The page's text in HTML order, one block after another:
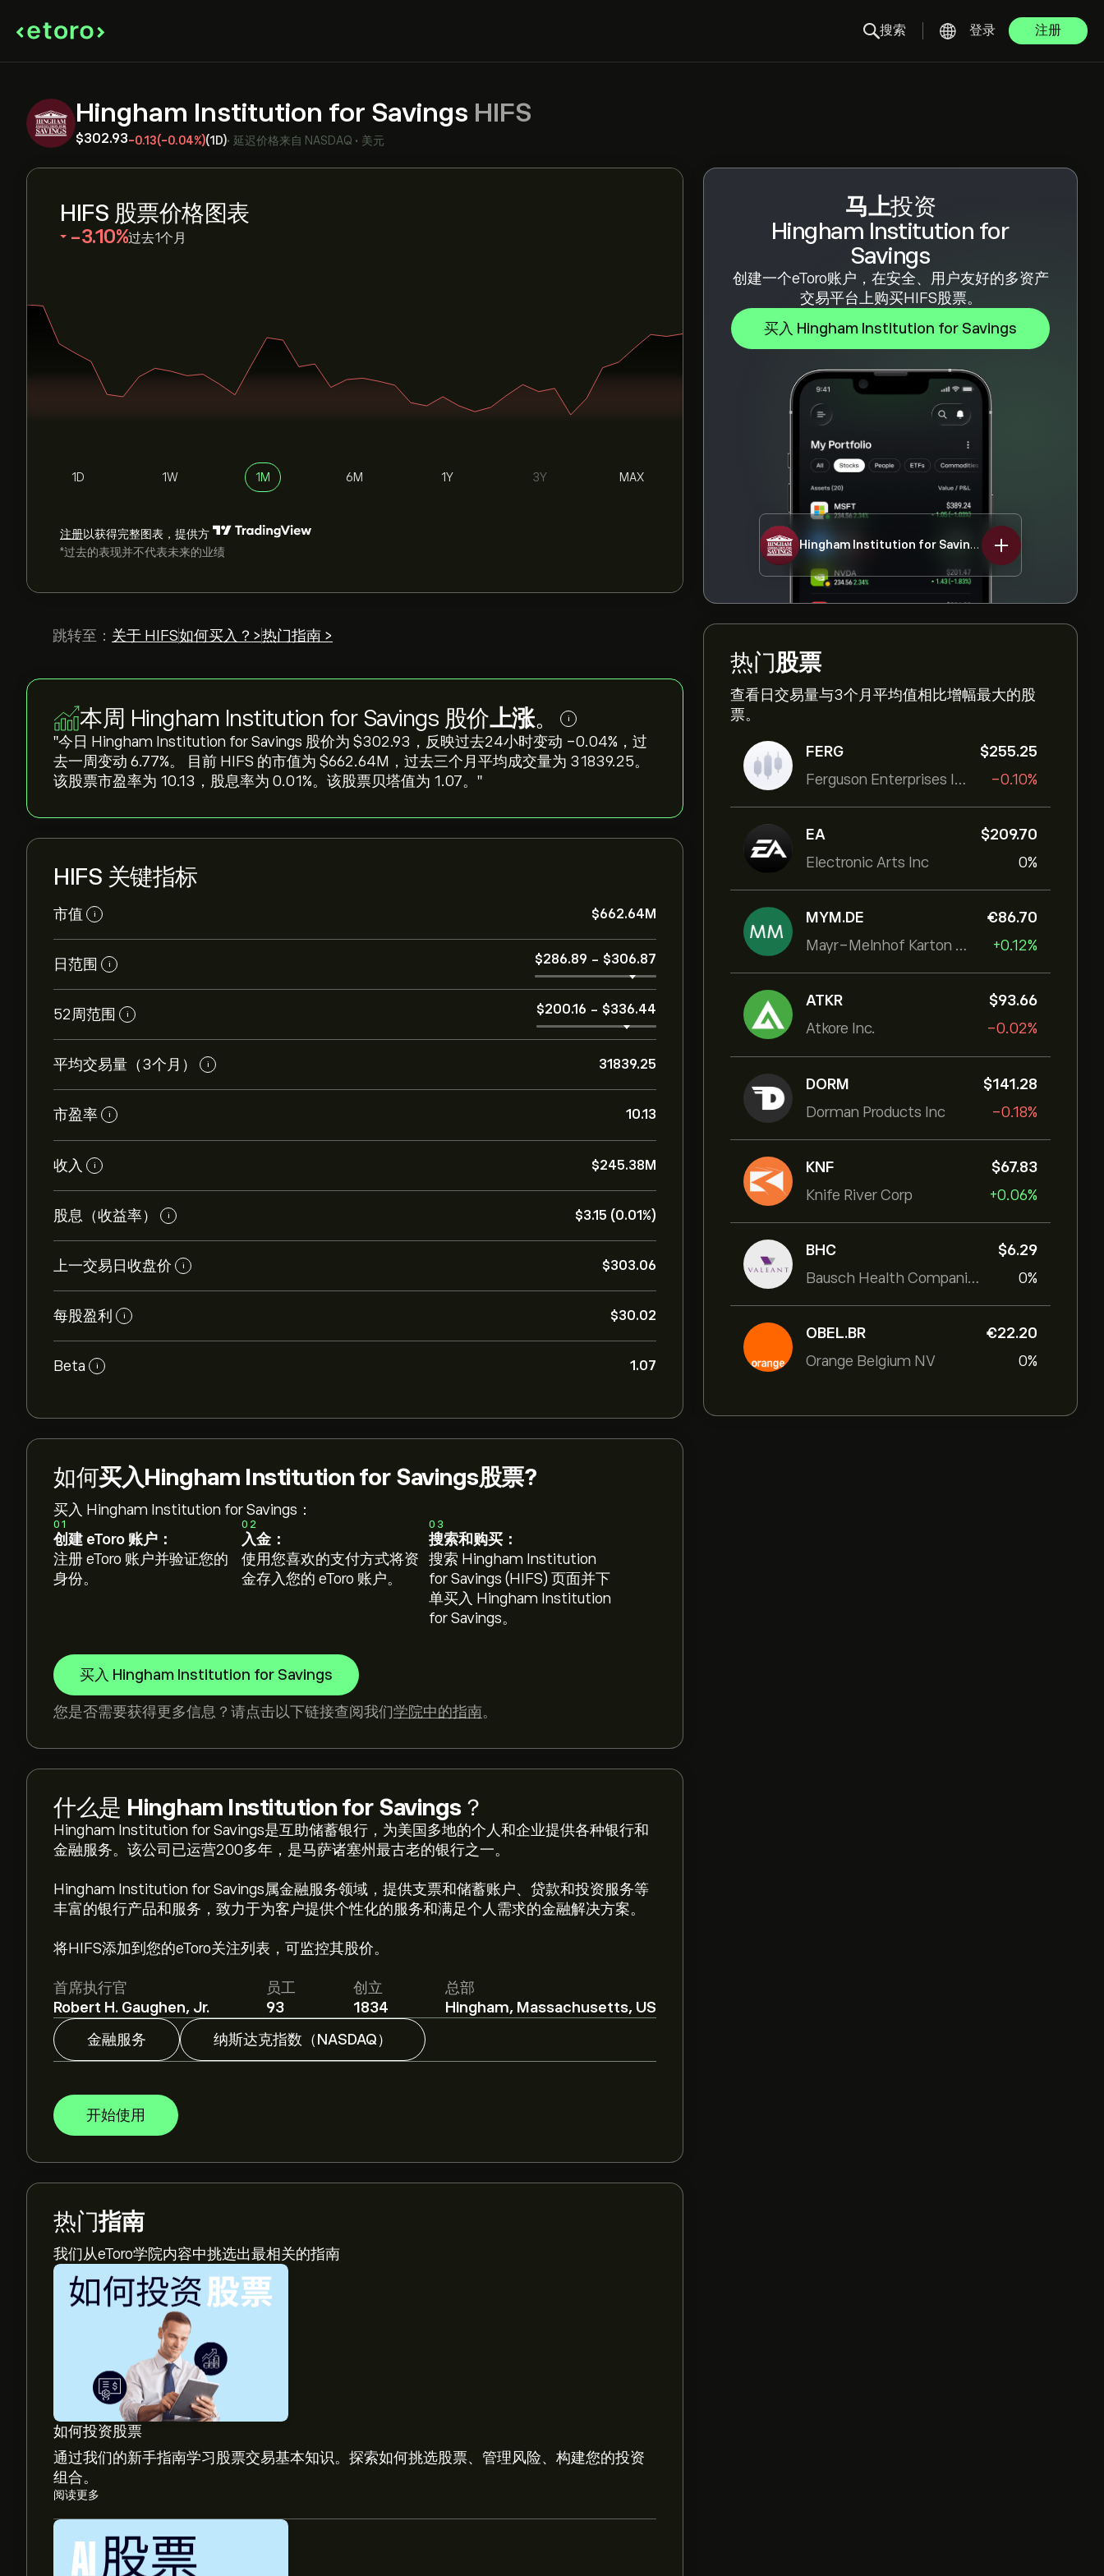
搜索 登录 注册
Hingham Institution for Savings HIFS
‎$‎302.93-0.13(-0.04%)(1D)• 延迟价格来自 NASDAQ • 美元
马上投资
Hingham Institution for
Savings
创建一个eToro账户，在安全、用户友好的多资产
交易平台上购买HIFS股票。
买入 Hingham Institution for Savings
Hingham Institution for Savings HIFS
热门股票
查看日交易量与3个月平均值相比增幅最大的股
票。
FERG
Ferguson Enterprises Inc
‎$‎255.25
-0.10%
EA
Electronic Arts Inc
‎$‎209.70
0%
MYM.DE
Mayr-Melnhof Karton AG
‎€‎86.70
+0.12%
ATKR
Atkore Inc.
‎$‎93.66
-0.02%
DORM
Dorman Products Inc
‎$‎141.28
-0.18%
KNF
Knife River Corp
‎$‎67.83
+0.06%
BHC
Bausch Health Companies Inc
‎$‎6.29
0%
OBEL.BR
Orange Belgium NV
‎€‎22.20
0%
HIFS 股票价格图表
‎-3.10‎ 过去1个月
1D 1W 1M 6M 1Y 3Y MAX
注册以获得完整图表，提供方
*过去的表现并不代表未来的业绩
跳转至： 关于 HIFS如何买入？>热门指南 >
本周 Hingham Institution for Savings 股价上涨。 i
"今日 Hingham Institution for Savings 股价为 ‎$‎302.93，反映过去24小时变动 ‎-0.04‎%，过
去一周变动 ‎6.77‎%。 目前 HIFS 的市值为 ‎$‎662.64M，过去三个月平均成交量为 31839.25。
该股票市盈率为 10.13，股息率为 0.01%。该股票贝塔值为 1.07。"
HIFS 关键指标
市值 i ‎$‎662.64M
日范围 i ‎$‎286.89 - ‎$‎306.87
52周范围 i ‎$‎200.16 - ‎$‎336.44
平均交易量（3个月） i 31839.25
市盈率 i 10.13
收入 i ‎$‎245.38M
股息（收益率） i ‎$‎3.15 (0.01%)
上一交易日收盘价 i ‎$‎303.06
每股盈利 i ‎$‎30.02
Beta i 1.07
如何买入Hingham Institution for Savings股票?
买入 Hingham Institution for Savings：
01
创建 eToro 账户：
注册 eToro 账户并验证您的
身份。
02
入金：
使用您喜欢的支付方式将资
金存入您的 eToro 账户。
03
搜索和购买：
搜索 Hingham Institution
for Savings (HIFS) 页面并下
单买入 Hingham Institution
for Savings。
买入 Hingham Institution for Savings
您是否需要获得更多信息？请点击以下链接查阅我们学院中的指南。
什么是 Hingham Institution for Savings？
Hingham Institution for Savings是互助储蓄银行，为美国多地的个人和企业提供各种银行和
金融服务。该公司已运营200多年，是马萨诸塞州最古老的银行之一。
Hingham Institution for Savings属金融服务领域，提供支票和储蓄账户、贷款和投资服务等
丰富的银行产品和服务，致力于为客户提供个性化的服务和满足个人需求的金融解决方案。
将HIFS添加到您的eToro关注列表，可监控其股价。
首席执行官
Robert H. Gaughen, Jr.
员工
93
创立
1834
总部
Hingham, Massachusetts, US
金融服务
纳斯达克指数（NASDAQ）
开始使用
热门指南
我们从eToro学院内容中挑选出最相关的指南
如何投资股票
通过我们的新手指南学习股票交易基本知识。探索如何挑选股票、管理风险、构建您的投资
组合。
阅读更多